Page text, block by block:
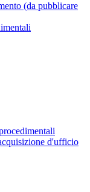
(da pubblicare
d'ufficio